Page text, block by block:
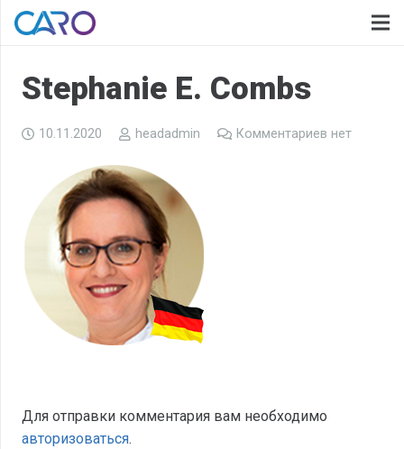
Stephanie E. Combs
10.11.2020 headadmin Комментариев нет
Для отправки комментария вам необходимо
авторизоваться.